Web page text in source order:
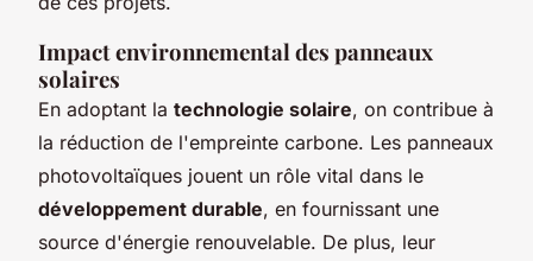
Impact environnemental des panneaux
solaires
En adoptant la technologie solaire, on contribue à
la réduction de l'empreinte carbone. Les panneaux
photovoltaïques jouent un rôle vital dans le
développement durable, en fournissant une
source d'énergie renouvelable. De plus, leur